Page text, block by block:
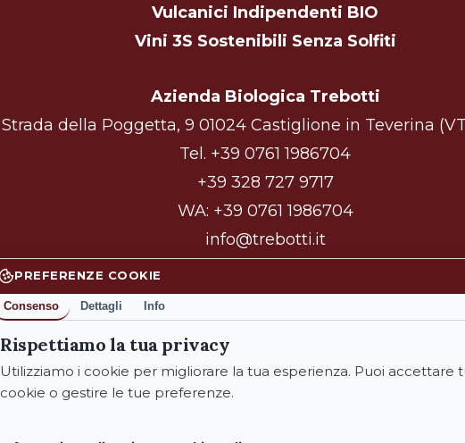
PREFERENZE COOKIE
Consenso Dettagli Info
Rispettiamo la tua privacy
Utilizziamo i cookie per migliorare la tua esperienza. Puoi accettare
cookie o gestire le tue preferenze.
Vulcanici Indipendenti BIO
Vini 3S Sostenibili Senza Solfiti
Azienda Biologica Trebotti
Strada della Poggetta, 9 01024 Castiglione in Teverina
Tel. +39 0761 1986704
+39 328 727 9717
WA: +39 0761 1986704
info@trebotti.it
facebook